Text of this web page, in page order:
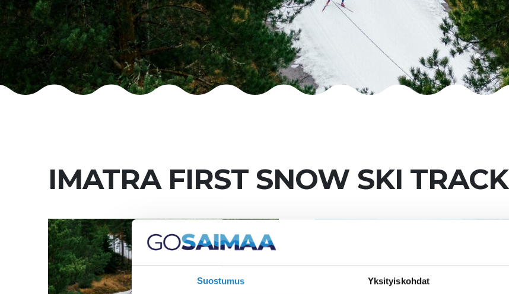
Suostumus Yksityiskohdat
IMATRA FIRST SNOW SKI TRACK